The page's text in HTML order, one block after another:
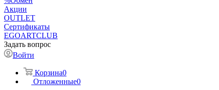
Акции
OUTLET
Сертификаты
EGOARTCLUB
Задать вопрос
Войти
Корзина0
Отложенные0